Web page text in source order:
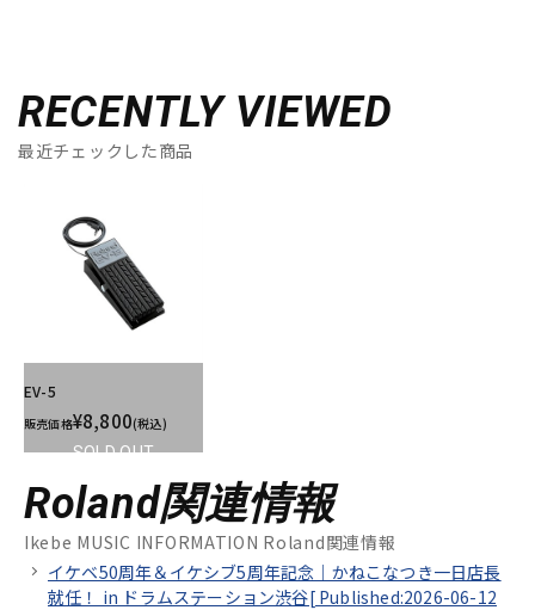
RECENTLY VIEWED
最近チェックした商品
SOLD OUT
EV-5
販売価格¥8,800(税込)
Roland関連情報
Ikebe MUSIC INFORMATION Roland関連情報
イケベ50周年＆イケシブ5周年記念｜かねこなつき一日店長
就任！ in ドラムステーション渋谷[ Published:2026-06-12